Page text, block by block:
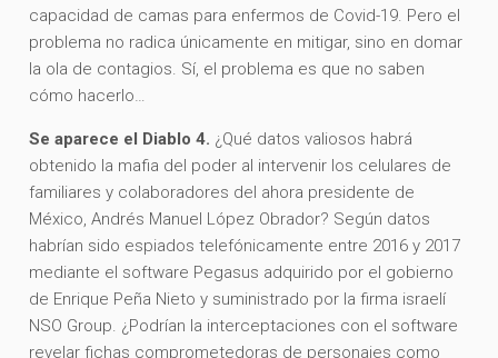
capacidad de camas para enfermos de Covid-19. Pero el
problema no radica únicamente en mitigar, sino en domar
la ola de contagios. Sí, el problema es que no saben
cómo hacerlo…
Se aparece el Diablo 4. ¿Qué datos valiosos habrá
obtenido la mafia del poder al intervenir los celulares de
familiares y colaboradores del ahora presidente de
México, Andrés Manuel López Obrador? Según datos
habrían sido espiados telefónicamente entre 2016 y 2017
mediante el software Pegasus adquirido por el gobierno
de Enrique Peña Nieto y suministrado por la firma israelí
NSO Group. ¿Podrían la interceptaciones con el software
revelar fichas comprometedoras de personajes como